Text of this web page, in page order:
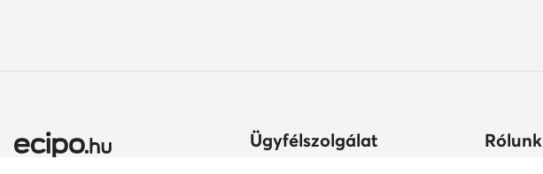
Ügyfélszolgálat Rólunk